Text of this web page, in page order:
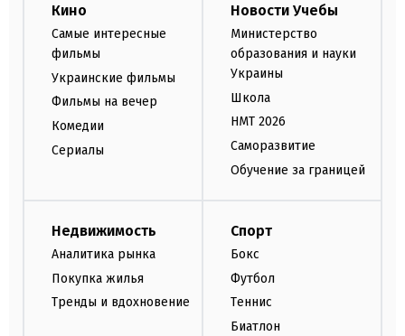
Кино
Самые интересные
фильмы
Украинские фильмы
Фильмы на вечер
Комедии
Сериалы
Новости Учебы
Министерство
образования и науки
Украины
Школа
НМТ 2026
Саморазвитие
Обучение за границей
Недвижимость
Аналитика рынка
Покупка жилья
Тренды и вдохновение
Спорт
Бокс
Футбол
Теннис
Биатлон